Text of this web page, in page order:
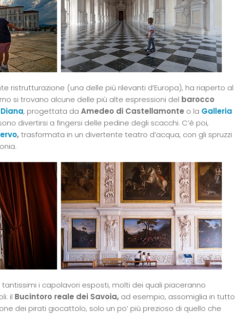
ristrutturazione (una delle più rilevanti d’Europa), ha riaperto al
si trovano alcune delle più alte espressioni del barocco
, progettata da Amedeo di Castellamonte o la Galleria
divertirsi a fingersi delle pedine degli scacchi. C’è poi,
, trasformata in un divertente teatro d’acqua, con gli spruzzi
tantissimi i capolavori esposti, molti dei quali piaceranno
il Bucintoro reale dei Savoia, ad esempio, assomiglia in tutto
dei pirati giocattolo, solo un po’ più prezioso di quello che